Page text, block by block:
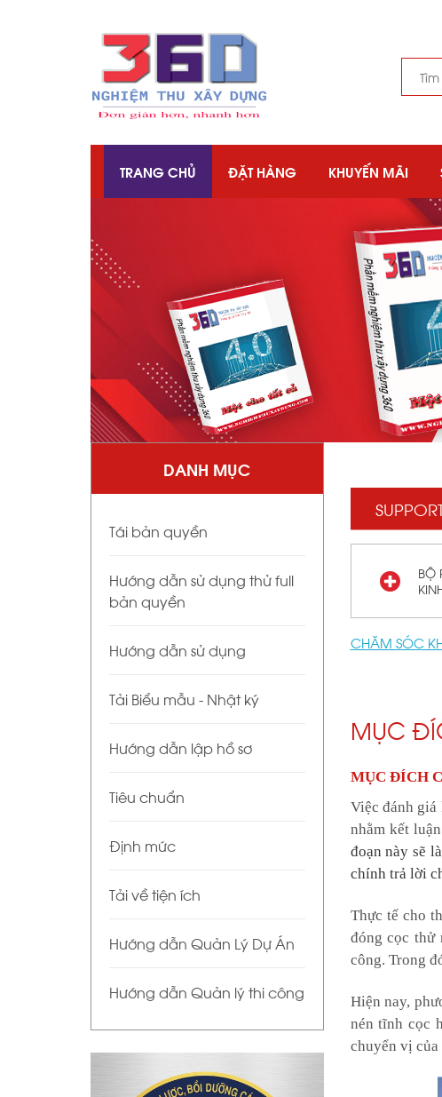
TRANG CHỦ ĐẶT HÀNG KHUYẾN MÃI
DANH MỤC
Tái bản quyền
Hướng dẫn sử dụng thử full
bản quyền
Hướng dẫn sử dụng
Tải Biểu mẫu - Nhật ký
Hướng dẫn lập hồ sơ
Tiêu chuẩn
Định mức
Tải về tiện ích
Hướng dẫn Quản Lý Dự Án
Hướng dẫn Quản lý thi công
BỘ
CHĂM SÓC
MỤC
MỤC ĐÍCH
Việc đánh
nhằm kết
đoạn này sẽ
chính trả lời
Thực tế cho
đóng cọc thử
công. Trong
Hiện nay,
nén tĩnh cọc
chuyển vị của